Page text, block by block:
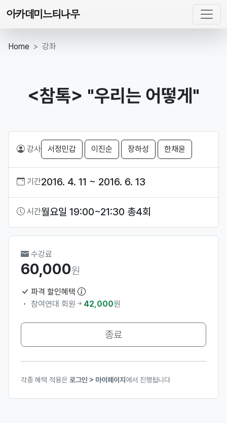
아카데미느티나무
Home 강좌
<참톡> "우리는 어떻게"
강사 서정민갑 이진순 장하성 한채윤
기간2016. 4. 11 ~ 2016. 6. 13
시간월요일 19:00~21:30 총4회
수강료
60,000원
파격 할인혜택
참여연대 회원
42,000원
종료
각종 혜택 적용은 로그인 > 마이페이지 에서 진행됩니다